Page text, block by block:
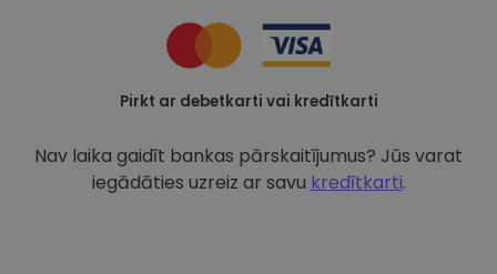
Pirkt ar debetkarti vai kredītkarti
Nav laika gaidīt bankas pārskaitījumus? Jūs varat
iegādāties uzreiz ar savu kredītkarti.